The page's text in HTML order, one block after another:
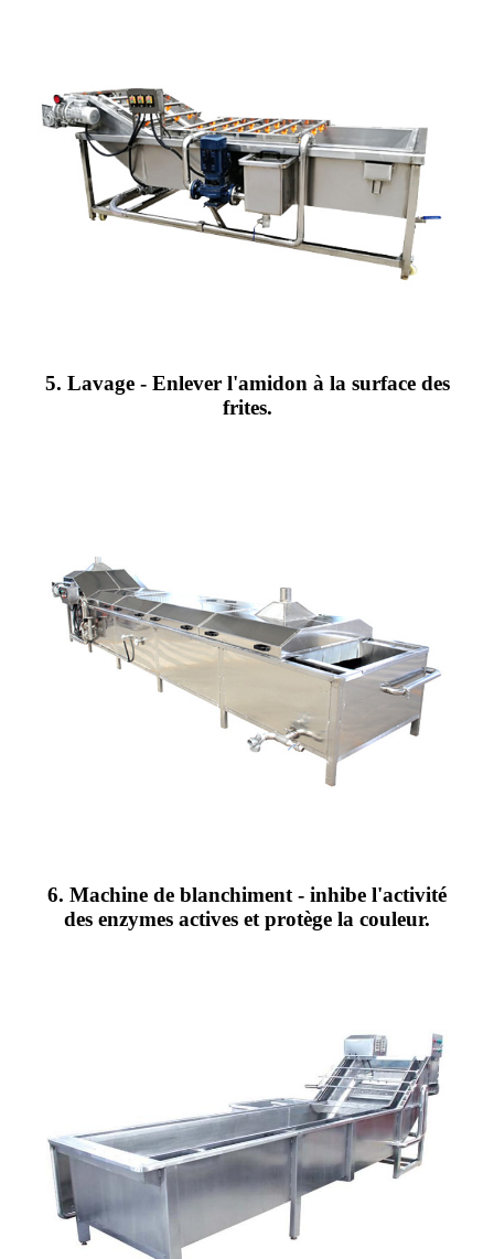
5. Lavage - Enlever l'amidon à la surface des
frites.
6. Machine de blanchiment - inhibe l'activité
des enzymes actives et protège la couleur.